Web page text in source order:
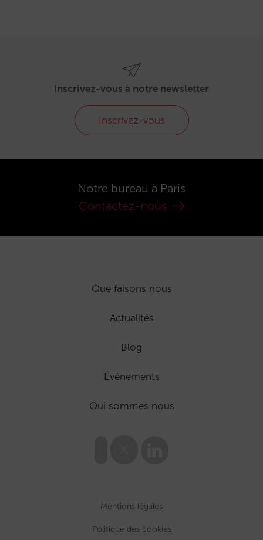
Inscrivez-vous à notre newsletter
Inscrivez-vous
Notre bureau à Paris
Contactez-nous
Que faisons nous
Actualités
Blog
Événements
Qui sommes nous
Mentions légales
Politique des cookies